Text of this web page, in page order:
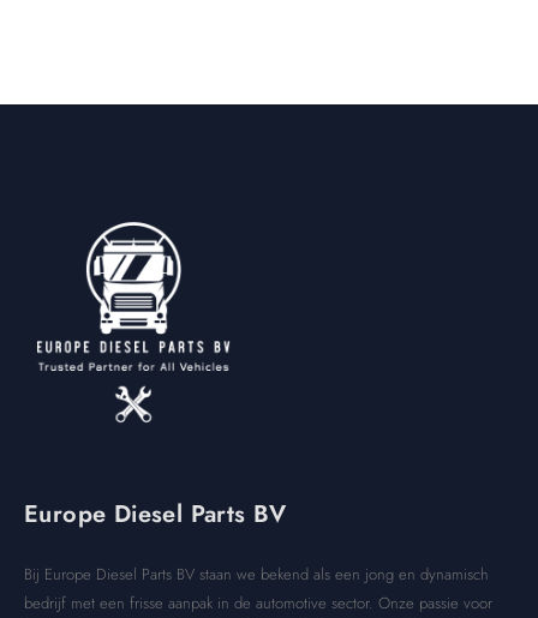
Europe Diesel Parts BV
Bij Europe Diesel Parts BV staan we bekend als een jong en dynamisch
bedrijf met een frisse aanpak in de automotive sector. Onze passie voor